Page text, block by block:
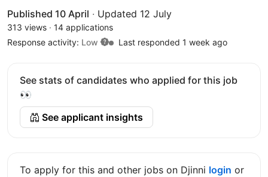
Published 10 April · Updated 12 July
313 views · 14 applications
Response activity: Low Last responded 1 week ago
See stats of candidates who applied for this job
👀
See applicant insights
To apply for this and other jobs on Djinni login or